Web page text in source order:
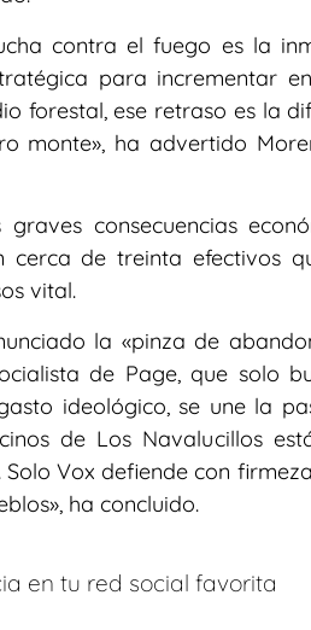
contra el fuego es la
para incrementar
forestal, ese retraso es la
monte», ha advertido
consecuencias
de treinta efectivos
vital.
la «pinza de
de Page, que solo
ideológico, se une la
de Los Navalucillos
Solo Vox defiende con
ha concluido.
en tu red social favorita